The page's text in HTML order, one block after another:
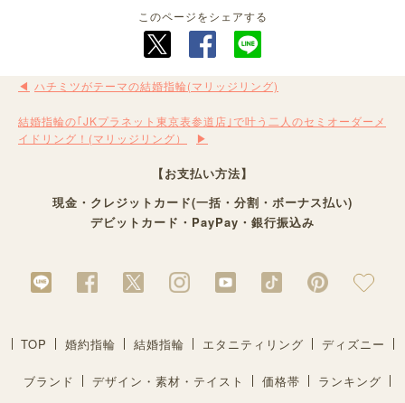
このページをシェアする
ハチミツがテーマの結婚指輪(マリッジリング)
結婚指輪の｢JKプラネット東京表参道店｣で叶う二人のセミオーダーメ
イドリング！(マリッジリング）
【お支払い方法】
現金・クレジットカード(一括・分割・ボーナス払い)
デビットカード・PayPay・銀行振込み
TOP 婚約指輪 結婚指輪 エタニティリング ディズニー
ブランド デザイン・素材・テイスト 価格帯 ランキング